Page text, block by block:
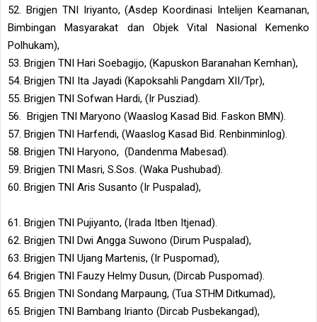
52. Brigjen TNI Iriyanto, (Asdep Koordinasi Intelijen Keamanan,
Bimbingan Masyarakat dan Objek Vital Nasional Kemenko
Polhukam),
53. Brigjen TNI Hari Soebagijo, (Kapuskon Baranahan Kemhan),
54. Brigjen TNI Ita Jayadi (Kapoksahli Pangdam XII/Tpr),
55. Brigjen TNI Sofwan Hardi, (Ir Pusziad).
56. Brigjen TNI Maryono (Waaslog Kasad Bid. Faskon BMN).
57. Brigjen TNI Harfendi, (Waaslog Kasad Bid. Renbinminlog).
58. Brigjen TNI Haryono, (Dandenma Mabesad).
59. Brigjen TNI Masri, S.Sos. (Waka Pushubad).
60. Brigjen TNI Aris Susanto (Ir Puspalad),
61. Brigjen TNI Pujiyanto, (Irada Itben Itjenad).
62. Brigjen TNI Dwi Angga Suwono (Dirum Puspalad),
63. Brigjen TNI Ujang Martenis, (Ir Puspomad),
64. Brigjen TNI Fauzy Helmy Dusun, (Dircab Puspomad).
65. Brigjen TNI Sondang Marpaung, (Tua STHM Ditkumad),
65. Brigjen TNI Bambang Irianto (Dircab Pusbekangad),